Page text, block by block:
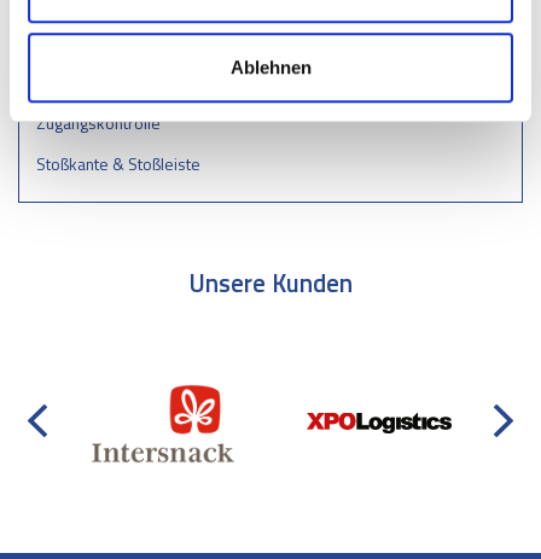
Ablehnen
Verkehrsberuhigungsmaßnahmen –
Schwellen/Bumper/Parkstopps
Zugangskontrolle
Stoßkante & Stoßleiste
Unsere Kunden